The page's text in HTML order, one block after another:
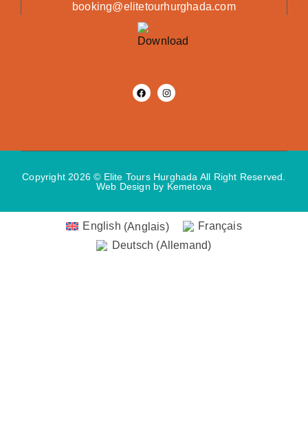
booking@elitetourhurghada.com
Copyright 2026 © Elite Tours Hurghada All Right Reserved.
Web Design by Kemetova
English (Anglais)
Français
Deutsch (Allemand)